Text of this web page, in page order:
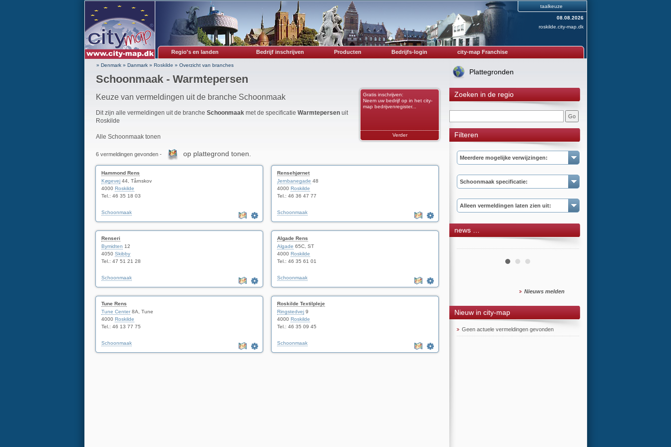
taalkeuze
08.08.2026
roskilde.city-map.dk
Regio's en landen Bedrijf inschrijven Producten Bedrijfs-login city-map Franchise
» Denmark» Danmark» Roskilde » Overzicht van branches
Schoonmaak - Warmtepersen
Keuze van vermeldingen uit de branche Schoonmaak
Gratis inschrijven:
Neem uw bedrijf op in het city-
map bedrijvenregister...
Verder
Dit zijn alle vermeldingen uit de branche Schoonmaakmet de specificatie Warmtepersenuit
Roskilde
Alle Schoonmaak tonen
6 vermeldingen gevonden - op plattegrond tonen.
Hammond Rens
Køgevej44, Tårnskov
4000 Roskilde
Tel.: 46 35 18 03
Schoonmaak
Rensehjørnet
Jernbanegade 48
4000 Roskilde
Tel.: 46 36 47 77
Schoonmaak
Renseri
Bymidten 12
4050 Skibby
Tel.: 47 51 21 28
Schoonmaak
Algade Rens
Algade 65C, ST
4000 Roskilde
Tel.: 46 35 61 01
Schoonmaak
Tune Rens
Tune Center8A, Tune
4000 Roskilde
Tel.: 46 13 77 75
Schoonmaak
Roskilde Textilpleje
Ringstedvej9
4000 Roskilde
Tel.: 46 35 09 45
Schoonmaak
Plattegronden
Zoeken in de regio
Filteren
Meerdere mogelijke verwijzingen:
Schoonmaak specificatie:
Alleen vermeldingen laten zien uit:
news …
Nieuws melden
Nieuw in city-map
Geen actuele vermeldingen gevonden